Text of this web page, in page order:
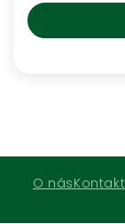
O násKontakt